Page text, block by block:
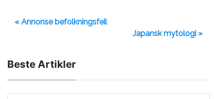
« Annonse befolkningsfeil
Japansk mytologi »
Beste Artikler